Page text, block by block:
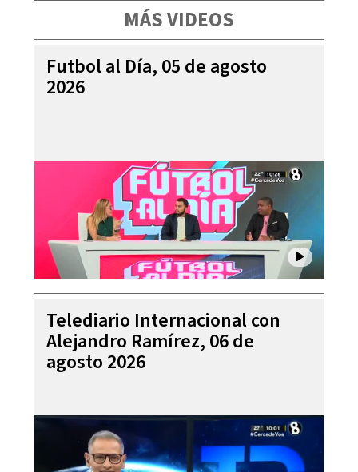
MÁS VIDEOS
Futbol al Día, 05 de agosto
2026
Telediario Internacional con
Alejandro Ramírez, 06 de
agosto 2026